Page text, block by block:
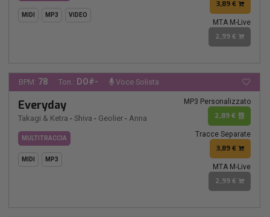
MIDI MP3 VIDEO
3,89 €
MTA M-Live
2,99 €
BPM: 78 Ton.: DO#- Voce Solista
Everyday
Takagi & Ketra - Shiva - Geolier - Anna
MULTITRACCIA
MIDI MP3
MP3 Personalizzato
2,89 €
Tracce Separate
3,89 €
MTA M-Live
2,99 €